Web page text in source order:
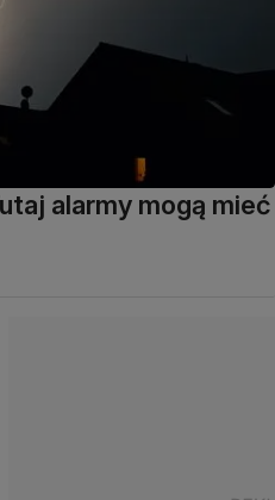
alarmy mogą mieć